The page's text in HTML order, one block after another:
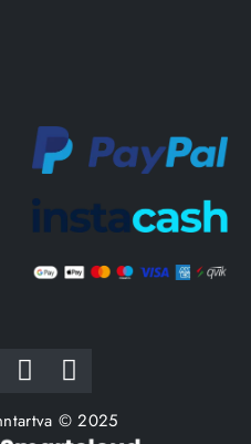
© 2025